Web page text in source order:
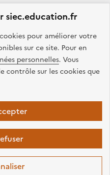
siec.education.fr
pour améliorer votre
sur ce site. Pour en
personnelles. Vous
contrôle sur les cookies que
linkedin